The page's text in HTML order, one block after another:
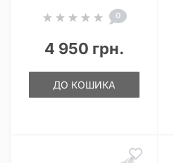
0
4 950 грн.
ДО КОШИКА